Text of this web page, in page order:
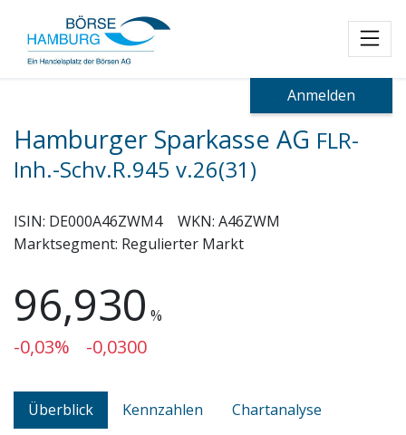
Anmelden
Hamburger Sparkasse AG FLR-
Inh.-Schv.R.945 v.26(31)
ISIN: DE000A46ZWM4 WKN: A46ZWM
Marktsegment: Regulierter Markt
96,930 %
-0,03% -0,0300
Überblick Kennzahlen
Chartanalyse